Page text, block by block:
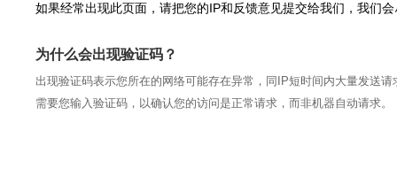
如果经常出现此页面，请把您的IP和反馈意见提交给我们，我们
为什么会出现验证码？
出现验证码表示您所在的网络可能存在异常，同IP短时间内大量发送
需要您输入验证码，以确认您的访问是正常请求，而非机器自动请求。